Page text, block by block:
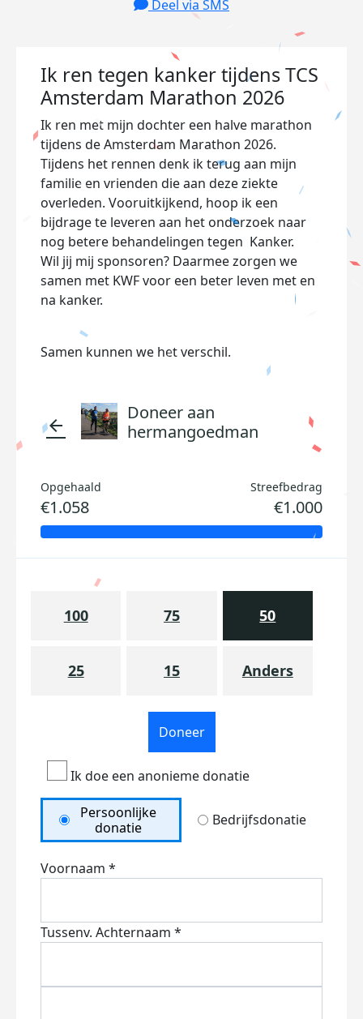
Deel via SMS
Ik ren tegen kanker tijdens TCS
Amsterdam Marathon 2026
Ik ren met mijn dochter een halve marathon
tijdens de Amsterdam Marathon 2026.
Tijdens het rennen denk ik terug aan mijn
familie en vrienden die aan deze ziekte
overleden. Vooruitkijkend, hoop ik een
bijdrage te leveren aan het onderzoek naar
nog betere behandelingen tegen Kanker.
Wil jij mij sponsoren? Daarmee zorgen we
samen met KWF voor een beter leven met en
na kanker.
Samen kunnen we het verschil.
arrow_back
Doneer aan
hermangoedman
Opgehaald
€1.058
Streefbedrag
€1.000
100 75 50
25 15 Anders
Doneer
Ik doe een anonieme donatie
Persoonlijke
donatie
Bedrijfsdonatie
Voornaam *
Tussenv. Achternaam *